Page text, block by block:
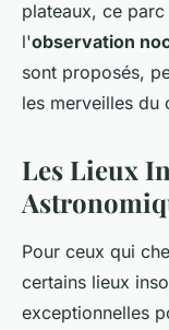
plateaux, ce
l'observation
sont proposés,
les merveilles du
Les Lieux
Pour ceux qui
certains lieux
exceptionnelles